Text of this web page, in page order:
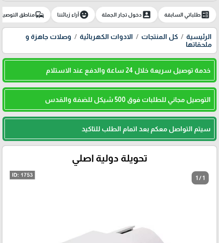
ballotطلباتي السابقة account_boxدخول تجار الجملة emoji_emotionsآراء زبائننا commuteمناطق
الرئيسية كل المنتجات الادوات الكهربائية
وصلات جاهزة و
ملحقاتها
خدمة توصيل سريعة خلال 24 ساعة والدفع عند الاستلام
التوصيل مجاني للطلبات فوق 500 شيكل للضفة والقدس
سيتم التواصل معكم بعد اتمام الطلب للتاكيد
تحويلة دولية اصلي
1 / 1